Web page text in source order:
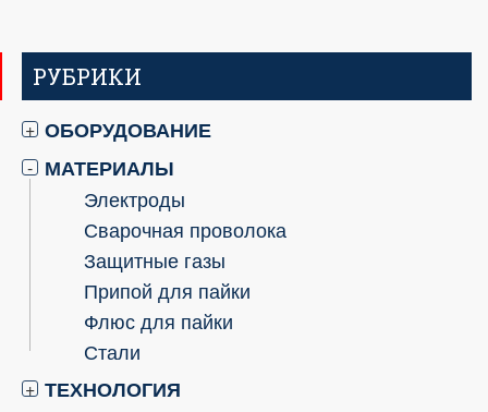
РУБРИКИ
+ ОБОРУДОВАНИЕ
- МАТЕРИАЛЫ
Электроды
Сварочная проволока
Защитные газы
Припой для пайки
Флюс для пайки
Стали
+ ТЕХНОЛОГИЯ